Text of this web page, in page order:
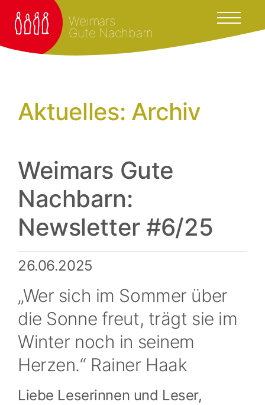
Weimars
Gute Nachbarn
Aktuelles: Archiv
Weimars Gute
Nachbarn:
Newsletter #6/25
26.06.2025
„Wer sich im Sommer über
die Sonne freut, trägt sie im
Winter noch in seinem
Herzen.“ Rainer Haak
Liebe Leserinnen und Leser,